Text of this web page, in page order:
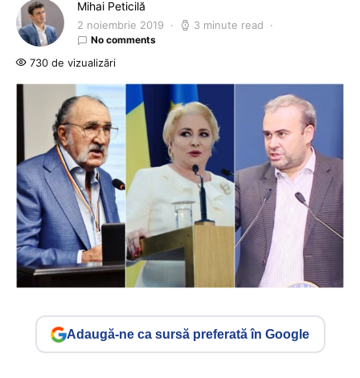
Mihai Peticilă
2 noiembrie 2019 3 minute read
No comments
730 de vizualizări
Adaugă-ne ca sursă preferată în Google